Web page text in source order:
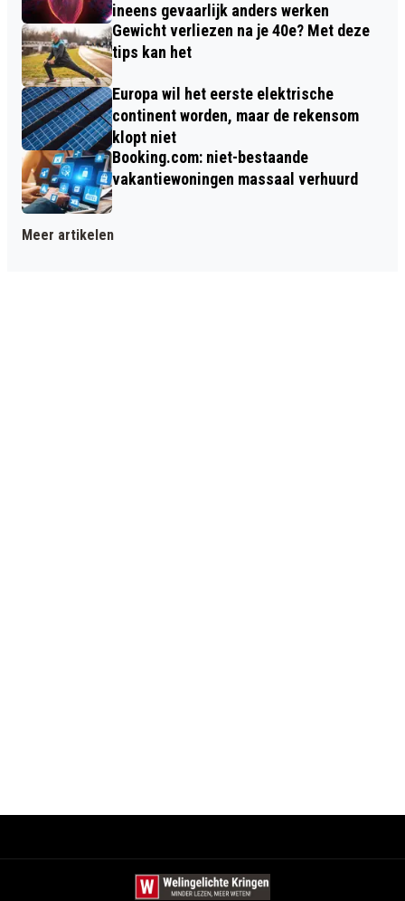
ineens gevaarlijk anders werken
Gewicht verliezen na je 40e? Met deze
tips kan het
Europa wil het eerste elektrische
continent worden, maar de rekensom
klopt niet
Booking.com: niet-bestaande
vakantiewoningen massaal verhuurd
Meer artikelen